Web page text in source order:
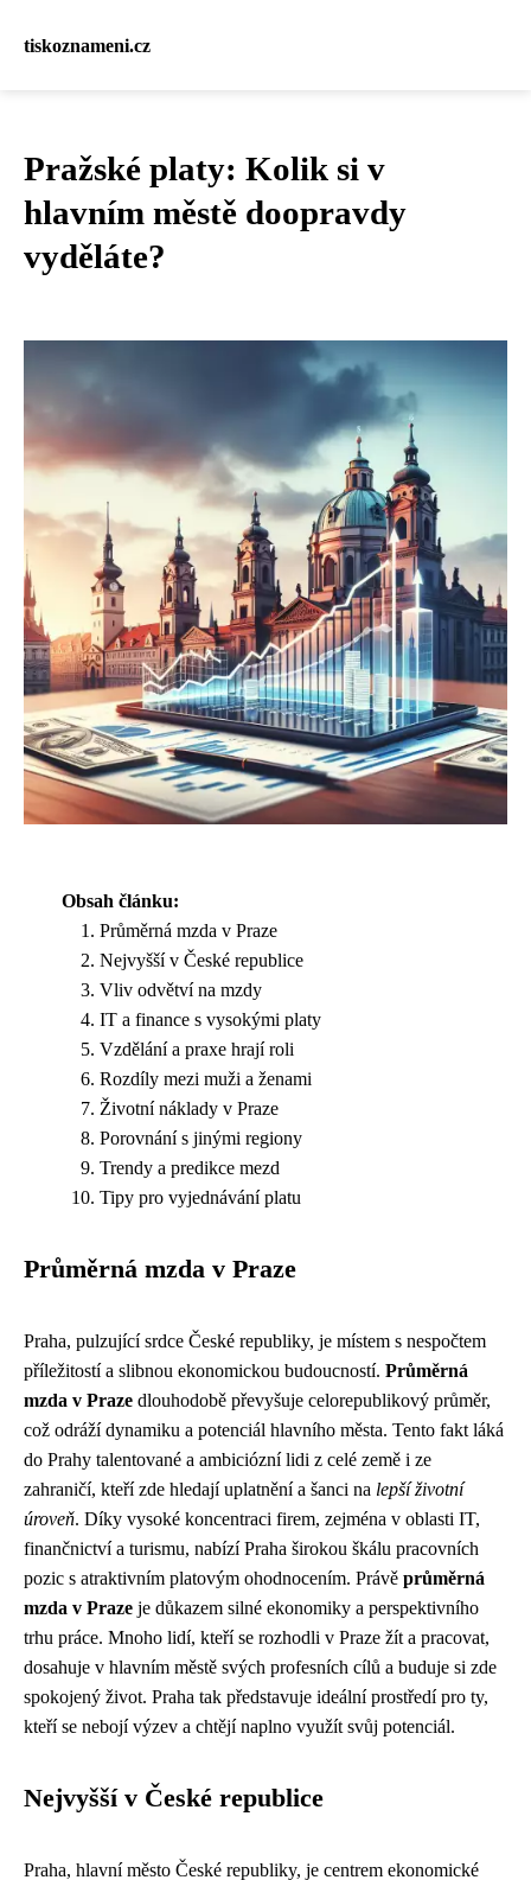
tiskoznameni.cz
Pražské platy: Kolik si v
hlavním městě doopravdy
vyděláte?
Obsah článku:
Průměrná mzda v Praze
Nejvyšší v České republice
Vliv odvětví na mzdy
IT a finance s vysokými platy
Vzdělání a praxe hrají roli
Rozdíly mezi muži a ženami
Životní náklady v Praze
Porovnání s jinými regiony
Trendy a predikce mezd
Tipy pro vyjednávání platu
Průměrná mzda v Praze
Praha, pulzující srdce České republiky, je místem s nespočtem
příležitostí a slibnou ekonomickou budoucností. Průměrná
mzda v Praze dlouhodobě převyšuje celorepublikový průměr,
což odráží dynamiku a potenciál hlavního města. Tento fakt láká
do Prahy talentované a ambiciózní lidi z celé země i ze
zahraničí, kteří zde hledají uplatnění a šanci na lepší životní
úroveň. Díky vysoké koncentraci firem, zejména v oblasti IT,
finančnictví a turismu, nabízí Praha širokou škálu pracovních
pozic s atraktivním platovým ohodnocením. Právě průměrná
mzda v Praze je důkazem silné ekonomiky a perspektivního
trhu práce. Mnoho lidí, kteří se rozhodli v Praze žít a pracovat,
dosahuje v hlavním městě svých profesních cílů a buduje si zde
spokojený život. Praha tak představuje ideální prostředí pro ty,
kteří se nebojí výzev a chtějí naplno využít svůj potenciál.
Nejvyšší v České republice
Praha, hlavní město České republiky, je centrem ekonomické